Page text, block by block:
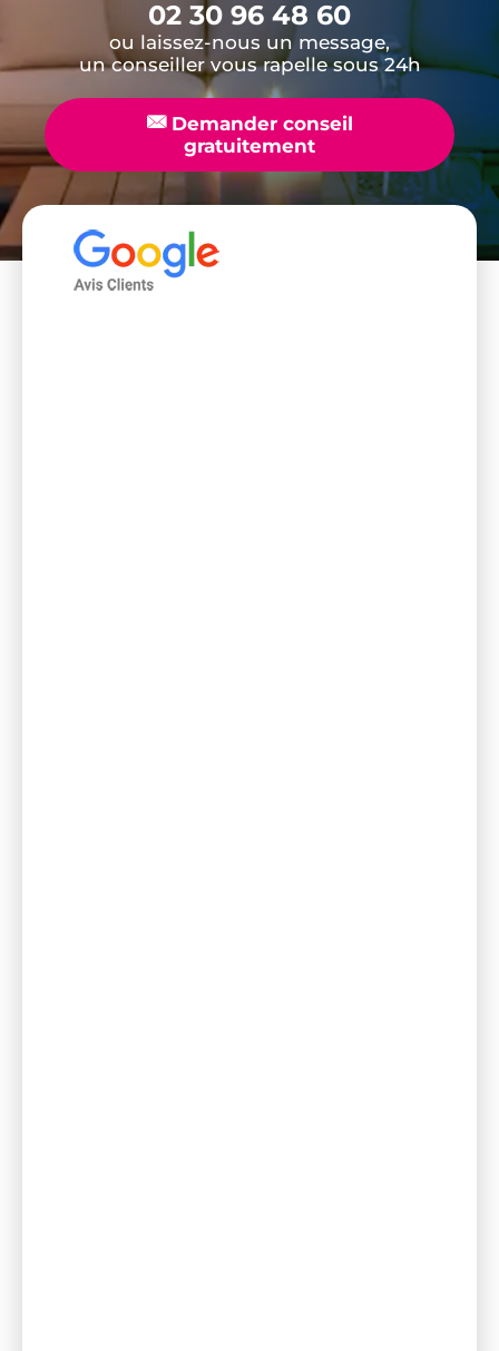
02 30 96 48 60
ou laissez-nous un message,
un conseiller vous rapelle sous 24h
📧Demander conseil
gratuitement